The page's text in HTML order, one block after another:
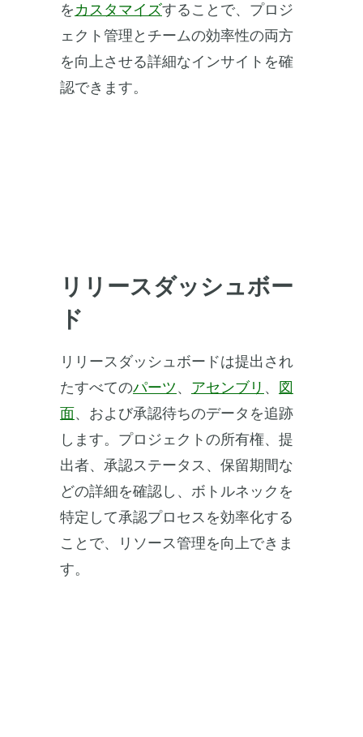
をカスタマイズすることで、プロジ
ェクト管理とチームの効率性の両方
を向上させる詳細なインサイトを確
認できます。
リリースダッシュボー
ド
リリースダッシュボードは提出され
たすべてのパーツ、 アセンブリ 、 図
面、および承認待ちのデータを追跡
します。プロジェクトの所有権、提
出者、承認ステータス、保留期間な
どの詳細を確認し、ボトルネックを
特定して承認プロセスを効率化する
ことで、リソース管理を向上できま
す。